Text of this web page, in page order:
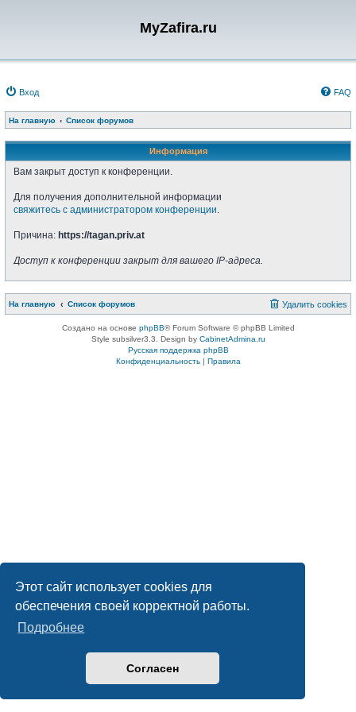
Этот сайт использует cookies для
обеспечения своей корректной работы.
Подробнее
Согласен
MyZafira.ru
Вход FAQ
На главную Список форумов
Информация
Вам закрыт доступ к конференции.
Для получения дополнительной информации
свяжитесь с администратором конференции.
Причина: https://tagan.priv.at
Доступ к конференции закрыт для вашего IP-адреса.
На главную Список форумов Удалить cookies
Создано на основе phpBB® Forum Software © phpBB Limited
Style subsilver3.3. Design by CabinetAdmina.ru
Русская поддержка phpBB
Конфиденциальность| Правила